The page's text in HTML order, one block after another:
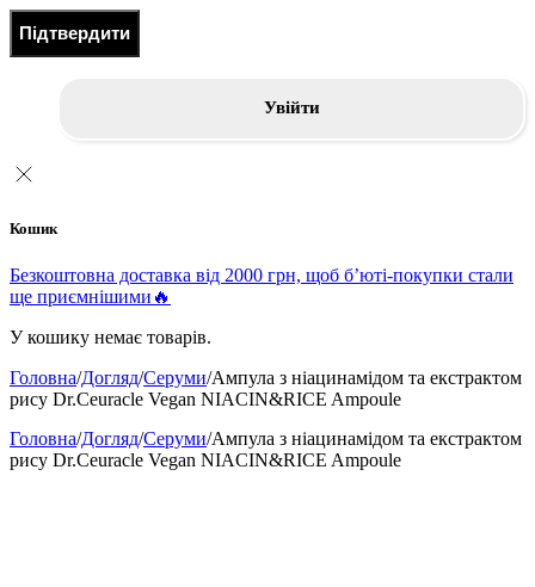
Підтвердити
Увійти
Кошик
Безкоштовна доставка від 2000 грн, щоб б’юті-покупки стали
ще приємнішими🔥
У кошику немає товарів.
Головна/Догляд/Серуми/Ампула з ніацинамідом та екстрактом
рису Dr.Ceuracle Vegan NIACIN&RICE Ampoule
Головна/Догляд/Серуми/Ампула з ніацинамідом та екстрактом
рису Dr.Ceuracle Vegan NIACIN&RICE Ampoule